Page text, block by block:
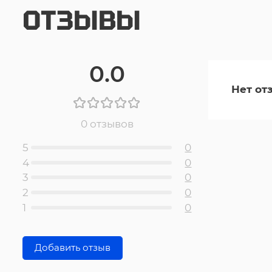
ОТЗЫВЫ
0.0
0 отзывов
5
0
4
0
3
0
2
0
1
0
Добавить отзыв
Нет